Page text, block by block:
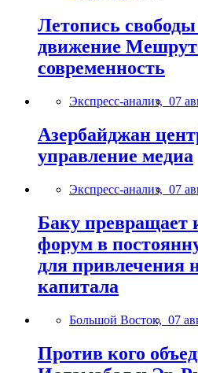
Летопись
движение
современность
Экспресс-анализ, 07
Азербайджан
управление медиа
Экспресс-анализ, 07
Баку превращает
форум в
для привлечения
капитала
Большой Восток, 07
Против кого